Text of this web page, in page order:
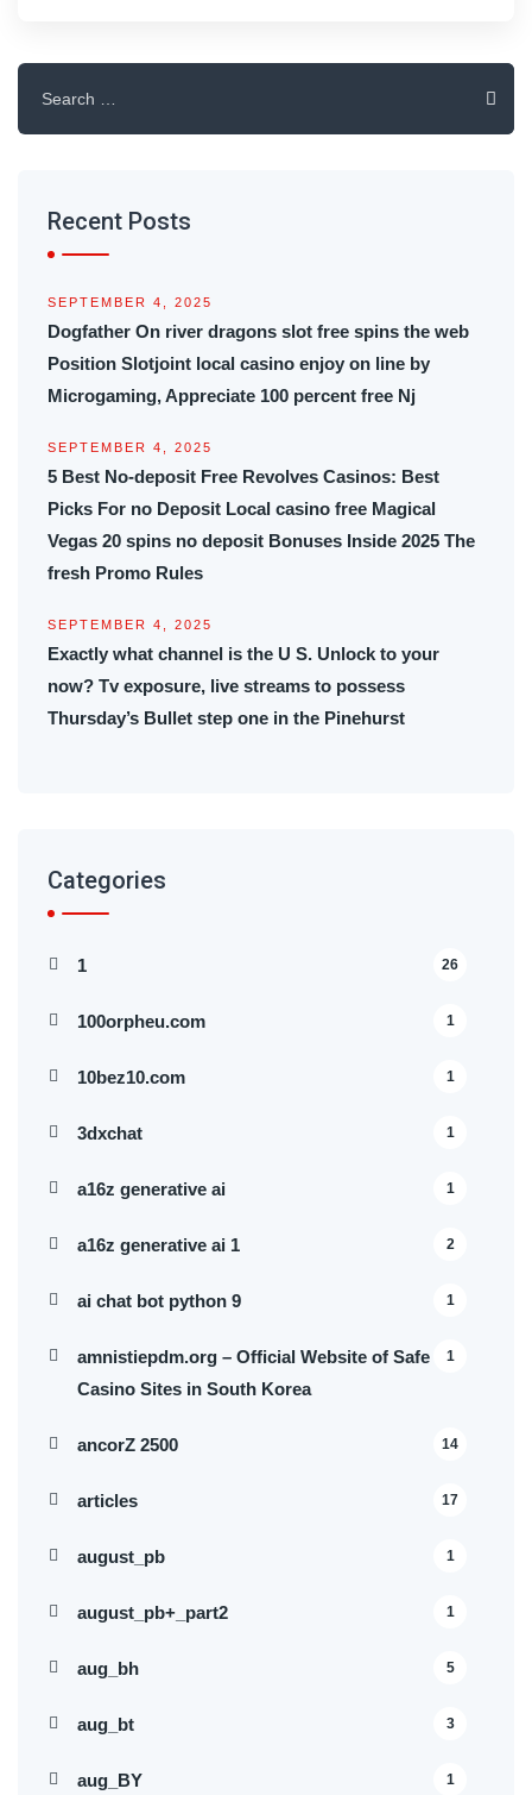
for:
Recent Posts
SEPTEMBER 4, 2025
Dogfather On river dragons slot free spins the web
Position Slotjoint local casino enjoy on line by
Microgaming, Appreciate 100 percent free Nj
SEPTEMBER 4, 2025
5 Best No-deposit Free Revolves Casinos: Best
Picks For no Deposit Local casino free Magical
Vegas 20 spins no deposit Bonuses Inside 2025 The
fresh Promo Rules
SEPTEMBER 4, 2025
Exactly what channel is the U S. Unlock to your
now? Tv exposure, live streams to possess
Thursday’s Bullet step one in the Pinehurst
Categories
1 26
100orpheu.com 1
10bez10.com 1
3dxchat 1
a16z generative ai 1
a16z generative ai 1 2
ai chat bot python 9 1
amnistiepdm.org – Official Website of Safe
Casino Sites in South Korea
1
ancorZ 2500 14
articles 17
august_pb 1
august_pb+_part2 1
aug_bh 5
aug_bt 3
aug_BY 1